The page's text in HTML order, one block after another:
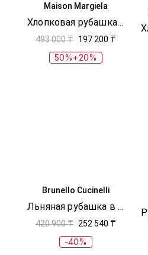
Maison Margiela
Хлопковая рубашка в полоску
493 000 ₸ 197 200 ₸
50%+20%
Brunello Cucinelli
Льняная рубашка в полоску
420 900 ₸ 252 540 ₸
-40%